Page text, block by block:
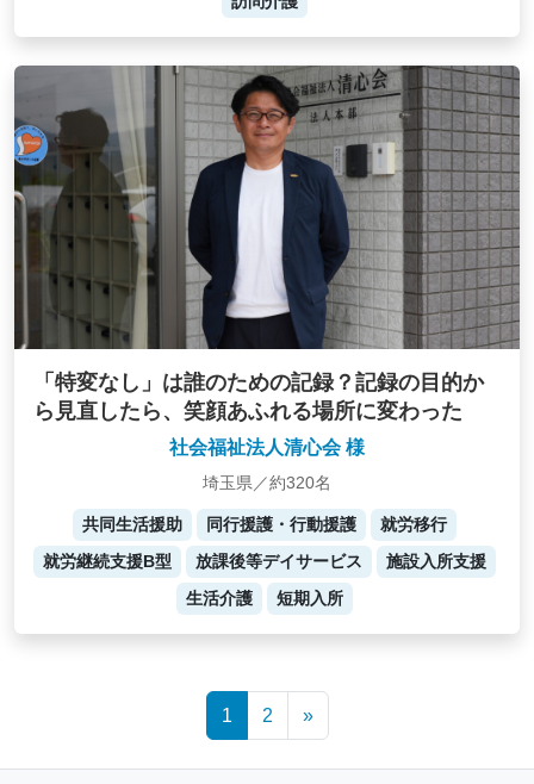
「特変なし」は誰のための記録？記録の目的か
ら見直したら、笑顔あふれる場所に変わった
社会福祉法人清心会 様
埼玉県／約320名
共同生活援助 同行援護・行動援護
就労移行
就労継続支援B型
放課後等デイサービス
施設入所支援
生活介護
短期入所
1 2 »